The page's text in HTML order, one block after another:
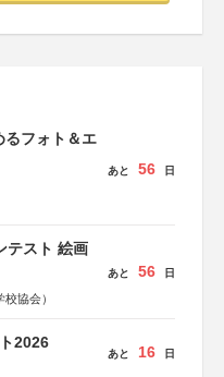
るフォト＆エ
あと 56 日
テスト 絵画
協会）
あと 56 日
2026
あと 16 日